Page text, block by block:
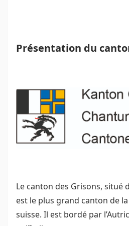
Présentation du
Le canton des Grisons, situé
est le plus grand canton de
suisse. Il est bordé par